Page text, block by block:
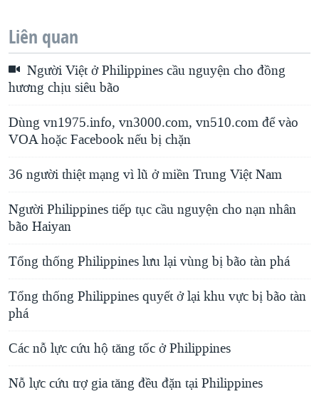
o
u
s
s
l
i
e
l
i
d
e
Liên quan
Người Việt ở Philippines cầu nguyện cho đồng
hương chịu siêu bão
Dùng vn1975.info, vn3000.com, vn510.com để vào
VOA hoặc Facebook nếu bị chặn
36 người thiệt mạng vì lũ ở miền Trung Việt Nam
Người Philippines tiếp tục cầu nguyện cho nạn nhân
bão Haiyan
Tổng thống Philippines lưu lại vùng bị bão tàn phá
Tổng thống Philippines quyết ở lại khu vực bị bão tàn
phá
Các nỗ lực cứu hộ tăng tốc ở Philippines
Nỗ lực cứu trợ gia tăng đều đặn tại Philippines